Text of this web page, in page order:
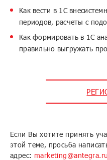
Как вести в 1С
периодов, расчеты с
Как формировать в 1С
правильно выгружать
Если Вы хотите принять
этой теме, просьба
адрес: marketing@antegra.ru